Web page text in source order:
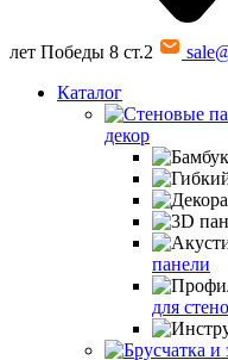
лет Победы 8 ст.2
Каталог
декор
панели
для